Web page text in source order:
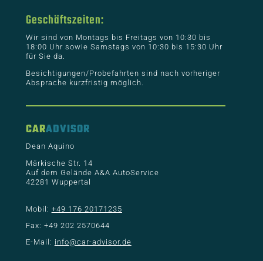
Geschäftszeiten:
Wir sind von Montags bis Freitags von 10:30 bis
18:00 Uhr sowie Samstags von 10:30 bis 15:30 Uhr
für Sie da.
Besichtigungen/Probefahrten sind nach vorheriger
Absprache kurzfristig möglich.
CARADVISOR
Dean Aquino
Märkische Str. 14
Auf dem Gelände A&A AutoService
42281 Wuppertal
Mobil: +49 176 20171235
Fax: +49 202 2570644
E-Mail: info@car-advisor.de